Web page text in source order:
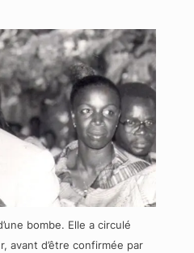
bombe. Elle a circulé
avant d’être confirmée par